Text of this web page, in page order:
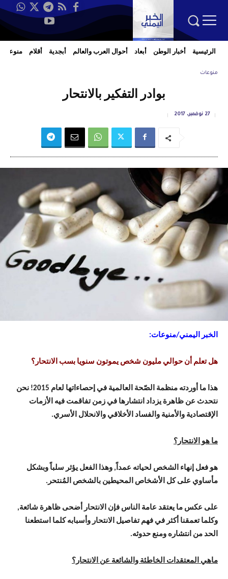
الرئيسية أخبار الوطن أبعاد أحوال العرب والعالم أبجدية أقلام منوعات
منوعات
بوادر التفكير بالانتحار
27 نوفمبر، 2017
الخبر اليمني/منوعات:
هل تعلم أن حوالي مليون شخص يموتون سنويا بسب الانتحار؟
هذا ما أوردته منظمة الصّحة العالمية في إحصاءاتها لعام 2015! نحن
نتحدث عن ظاهرة يزداد انتشارها في زمن تفاقمت فيه الأزمات
الإقتصادية والأمنية والفساد الأخلاقي والانحلال الأسري.
ما هو الانتحار؟
هو فعل إنهاء الشخص لحياته عمداً, وهذا الفعل يؤثر سلباً وبشكل
مأساوي على كل الأشخاص المحيطين بالشخص المُنتحر.
على عكس ما يعتقد عامة الناس فإن الانتحار أضحى ظاهرة شائعة,
وكلما تعمقنا أكثر في فهم تفاصيل الانتحار وأسبابه كلما استطعنا
الحد من انتشاره ومنع حدوثه.
ماهي المعتقدات الخاطئة والشائعة عن الانتحار؟